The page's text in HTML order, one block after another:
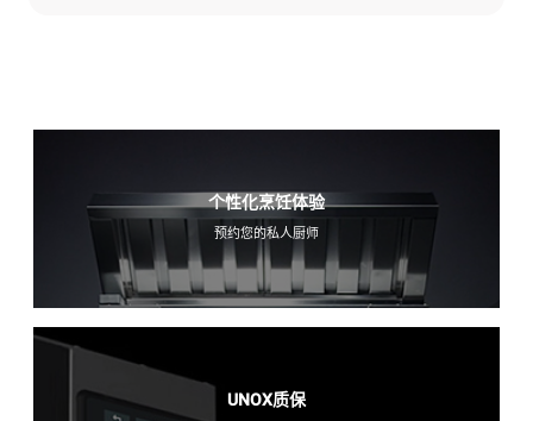
个性化烹饪体验
预约您的私人厨师
UNOX质保